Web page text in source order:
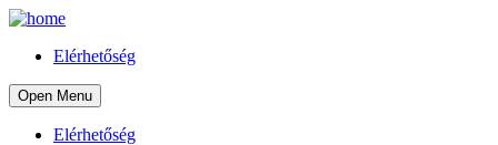
Elérhetőség
Open Menu
Elérhetőség